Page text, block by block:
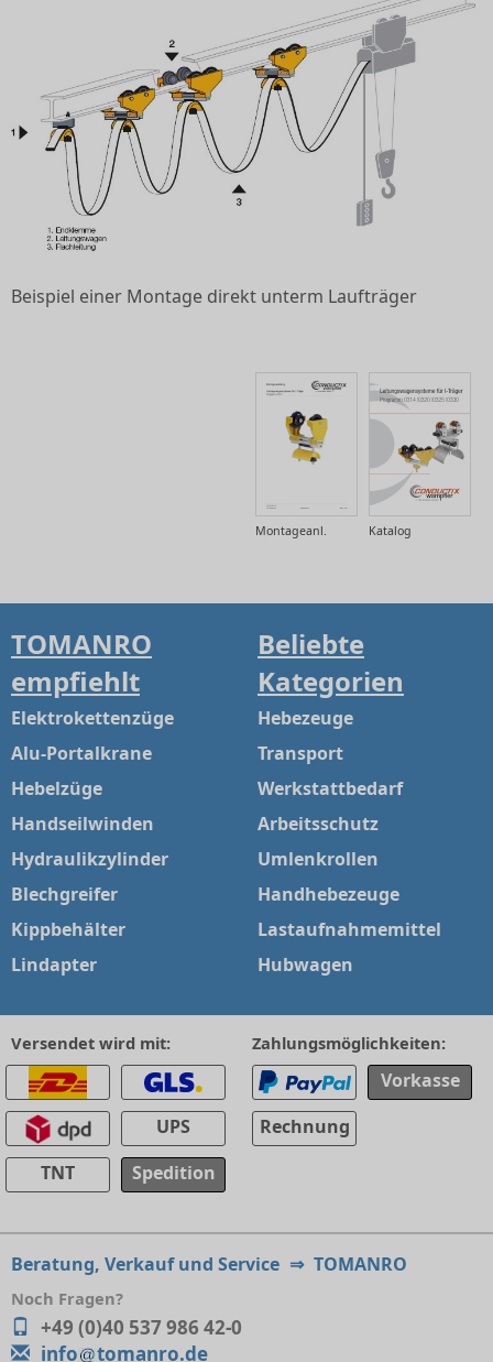
Beispiel einer Montage direkt unterm Laufträger
Katalog
Montageanl.
TOMANRO
empfiehlt
Elektrokettenzüge
Alu-Portalkrane
Hebelzüge
Handseilwinden
Hydraulikzylinder
Blechgreifer
Kippbehälter
Lindapter
Beliebte
Kategorien
Hebezeuge
Transport
Werkstattbedarf
Arbeitsschutz
Umlenkrollen
Handhebezeuge
Lastaufnahmemittel
Hubwagen
Versendet wird mit:
UPS
TNT
Spedition
Zahlungsmöglichkeiten:
Vorkasse
Rechnung
Beratung, Verkauf und Service ⇒ TOMANRO
Noch Fragen?
+49 (0)40 537 986 42-0
info
tomanro.de